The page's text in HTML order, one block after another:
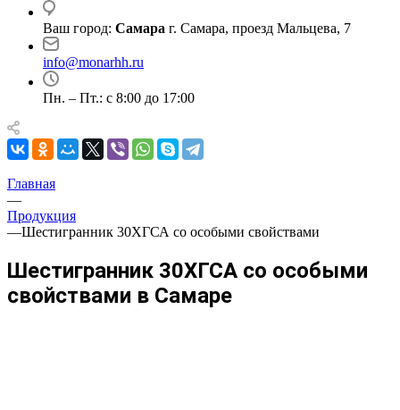
Ваш город: Самара г. Самара, проезд Мальцева, 7
info@monarhh.ru
Пн. – Пт.: с 8:00 до 17:00
Главная
—
Продукция
—Шестигранник 30ХГСА со особыми свойствами
Шестигранник 30ХГСА со особыми
свойствами в Самаре